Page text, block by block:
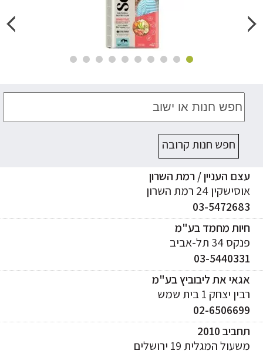
חפש חנות קרובה
העניין / רמת השרון
24 רמת השרון
03-
מחמד בע"מ
34 תל-אביב
03-
את ליבוביץ בע"מ
יצחק 1 בית שמש
02-
2010
המגלית 19 ירושלים